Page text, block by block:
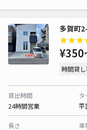
多賀町
¥350
時間貸
貸出時間
24時間営業
タ
平
長さ
車